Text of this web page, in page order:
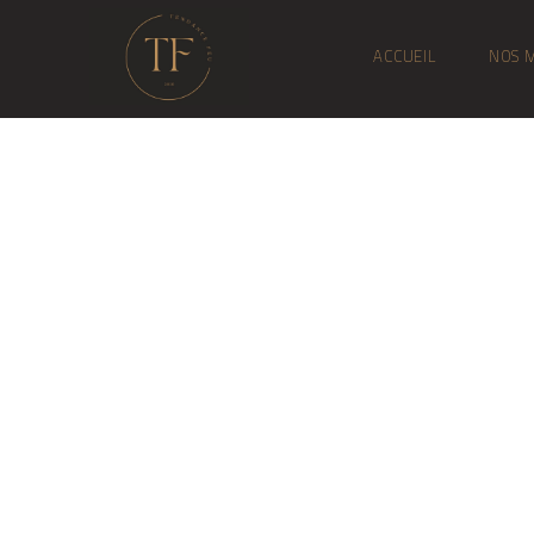
ACCUEIL NOS